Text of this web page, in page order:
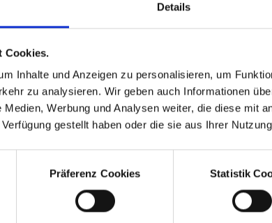
Details
Cookies.
Inhalte und Anzeigen zu personalisieren, um
zu analysieren. Wir geben auch Informationen
Werbung und Analysen weiter, die diese mit
gestellt haben oder die sie aus Ihrer
Präferenz Cookies Statistik